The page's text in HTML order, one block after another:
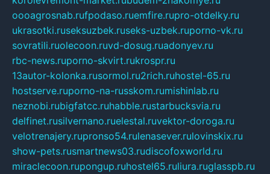
oooagrosnab.rufpodaso.ruemfire.rupro-otdelky.ru
ukrasotki.ruseksuzbek.ruseks-uzbek.ruporno-vk.ru
sovratili.ruolecoon.ruvd-dosug.ruadonyev.ru
rbc-news.ruporno-skvirt.rukrospr.ru
13autor-kolonka.rusormol.ru2rich.ruhostel-65.ru
hostserve.ruporno-na-russkom.rumishinlab.ru
neznobi.rubigfatcc.ruhabble.rustarbucksvia.ru
delfinet.rusilvernano.ruelestal.ruvektor-doroga.ru
velotrenajery.rupronso54.rulenasever.rulovinskix.ru
show-pets.rusmartnews03.rudiscofoxworld.ru
miraclecoon.rupongup.ruhostel65.ruliura.ruglasspb.ru